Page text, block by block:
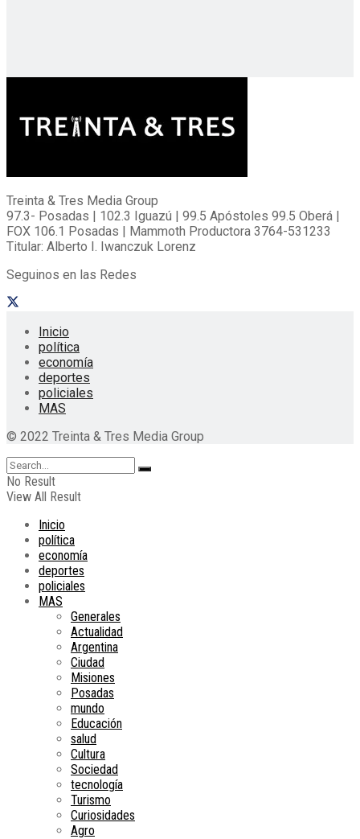
Treinta & Tres Media Group
97.3- Posadas | 102.3 Iguazú | 99.5 Apóstoles 99.5 Oberá |
FOX 106.1 Posadas | Mammoth Productora 3764-531233
Titular: Alberto I. Iwanczuk Lorenz
Seguinos en las Redes
Inicio
política
economía
deportes
policiales
MAS
© 2022 Treinta & Tres Media Group
No Result
View All Result
Inicio
política
economía
deportes
policiales
MAS
Generales
Actualidad
Argentina
Ciudad
Misiones
Posadas
mundo
Educación
salud
Cultura
Sociedad
tecnología
Turismo
Curiosidades
Agro